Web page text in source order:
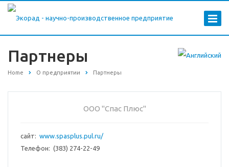
Партнеры
Home О предприятии Партнеры
ООО "Спас Плюс"
сайт: www.spasplus.pul.ru/
Телефон: (383) 274-22-49